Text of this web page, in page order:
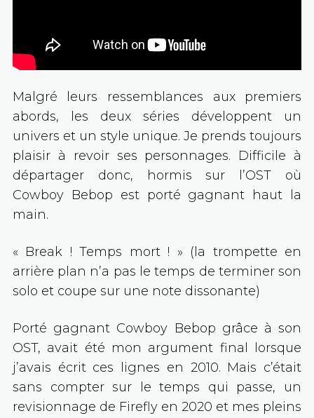
Malgré leurs ressemblances aux premiers
abords, les deux séries développent un
univers et un style unique. Je prends toujours
plaisir à revoir ses personnages. Difficile à
départager donc, hormis sur l’OST où
Cowboy Bebop est porté gagnant haut la
main.
« Break ! Temps mort ! » (la trompette en
arrière plan n’a pas le temps de terminer son
solo et coupe sur une note dissonante)
Porté gagnant Cowboy Bebop grâce à son
OST, avait été mon argument final lorsque
j’avais écrit ces lignes en 2010. Mais c’était
sans compter sur le temps qui passe, un
revisionnage de Firefly en 2020 et mes pleins